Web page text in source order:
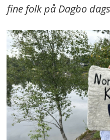
fine folk på Dagbo